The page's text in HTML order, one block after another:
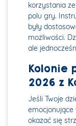
korzystania
polu gry.
były
możliwości.
ale
Kolonie
2026 z
Jeśli Twoje
okazać się